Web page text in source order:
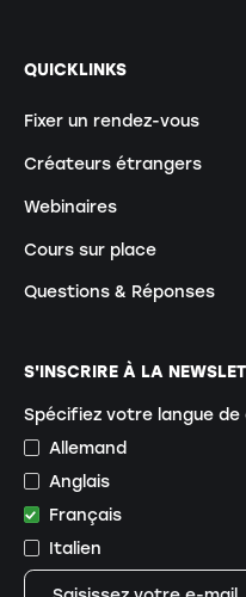
QUICKLINKS
Fixer un rendez-vous
Créateurs étrangers
Webinaires
Cours sur place
Questions & Réponses
S'INSCRIRE À LA
Spécifiez votre langue
Allemand
Anglais
Français
Italien